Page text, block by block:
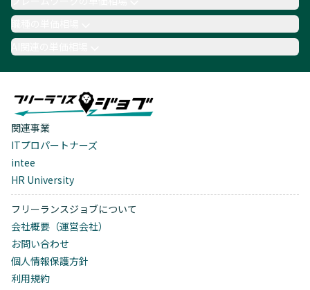
職種の単価相場
AI関連の単価相場
関連事業
ITプロパートナーズ
intee
HR University
フリーランスジョブについて
会社概要（運営会社）
お問い合わせ
個人情報保護方針
利用規約